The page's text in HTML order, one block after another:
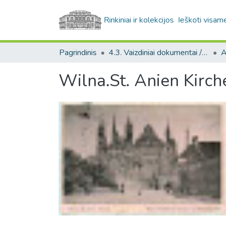
Rinkiniai ir kolekcijos Ieškoti
Pagrindinis 4.3. Vaizdiniai dokumentai / Visual documents
Wilna.St. Anien